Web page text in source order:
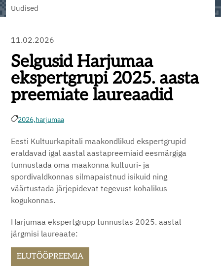
Uudised
11.02.2026
Selgusid Harjumaa
ekspertgrupi 2025. aasta
preemiate laureaadid
2026,harjumaa
Eesti Kultuurkapitali maakondlikud ekspertgrupid
eraldavad igal aastal aastapreemiaid eesmärgiga
tunnustada oma maakonna kultuuri- ja
spordivaldkonnas silmapaistnud isikuid ning
väärtustada järjepidevat tegevust kohalikus
kogukonnas.
Harjumaa ekspertgrupp tunnustas 2025. aastal
järgmisi laureaate:
ELUTÖÖPREEMIA